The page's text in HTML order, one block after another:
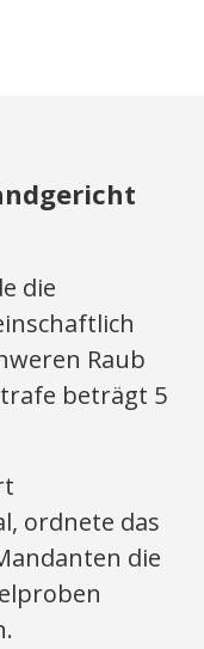
die
Raub
beträgt 5
ordnete das
die